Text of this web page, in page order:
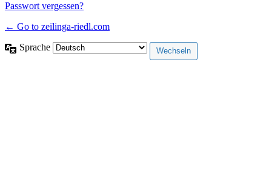
Passwort vergessen?
← Go to zeilinga-riedl.com
Sprache